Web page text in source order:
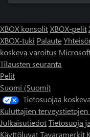
XBOX konsolitXBOX-pelit
XBOX-tuki Palaute
koskeva varoitus
Tilausten seuranta
Pelit
Suomi (Suomi)
Tietosuojaa
Kuluttajien
JulkaisutiedotTietosuoja
KäyttöluvatTavaramerkit